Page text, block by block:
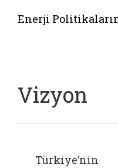
Enerji
Vizyon